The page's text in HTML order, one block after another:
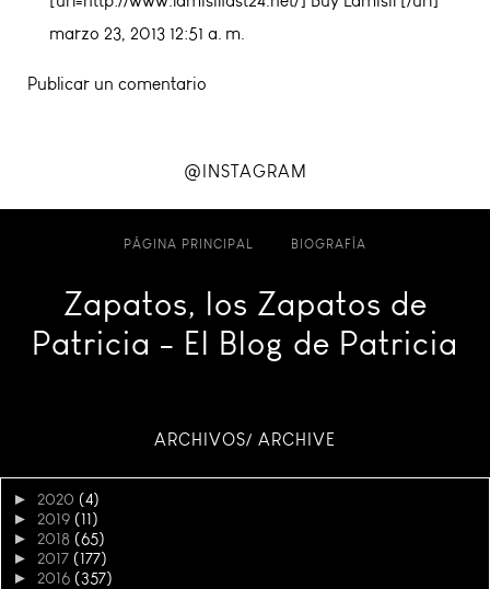
marzo 23, 2013 12:51 a. m.
Publicar un comentario
@INSTAGRAM
PÁGINA PRINCIPAL BIOGRAFÍA
Zapatos, los Zapatos de
Patricia - El Blog de Patricia
ARCHIVOS/ ARCHIVE
► 2020 (4)
► 2019 (11)
► 2018 (65)
► 2017 (177)
► 2016 (357)